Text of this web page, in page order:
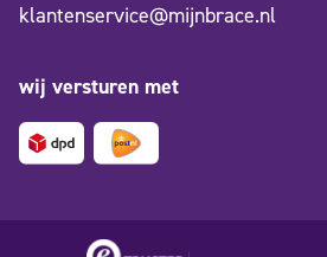
klantenservice@mijnbrace.nl
wij versturen met